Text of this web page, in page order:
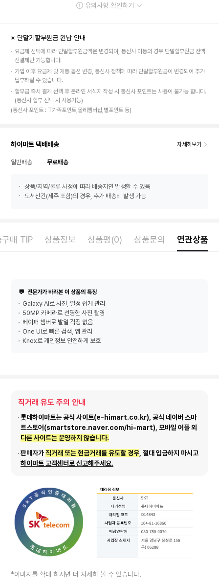
유의사항 확인하기
※ 단말기할부원금 완납 안내
요금제 선택에 따라 단말할부원금액은 변경되며, 통신사 이동의 경우 단말할부원금 전액
선결제만 가능합니다.
가입 이후 요금제 및 개통 옵션 변경, 통신사 정책에 따라 단말할부원금이 변경되어 추가
납부하실 수 있습니다.
할부금 즉시 결제 선택 후 온라인 서식지 작성 시 통신사 포인트는 사용이 불가능 합니다.
(통신사 할부 선택 시 사용가능)
(통신사 포인트 : T가족포인트,올레멤버십,별포인트 등)
하이마트 택배배송 자세히보기
일반배송 무료배송
상품/지역/물류 사정에 따라 배송지연 발생할 수 있음
도서산간(제주 포함)의 경우, 추가 배송비 발생 가능
구매 TIP 상품정보 상품평(0) 상품문의 연관상품
💬 전문가가 바라본 이 상품의 특징
Galaxy AI로 사진, 일정 쉽게 관리
50MP 카메라로 선명한 사진 촬영
베이퍼 챔버로 발열 걱정 없음
One UI로 빠른 검색, 앱 관리
Knox로 개인정보 안전하게 보호
직거래 유도 주의 안내
롯데하이마트는 공식 사이트(e-himart.co.kr), 공식 네이버 스마
트스토어(smartstore.naver.com/hi-mart), 모바일 어플 외
다른 사이트는 운영하지 않습니다.
판매자가직거래 또는 현금거래를 유도할 경우, 절대 입금하지 마시고
하이마트 고객센터로 신고해주세요.
*이미지를 확대 하시면 더 자세히 볼 수 있습니다.